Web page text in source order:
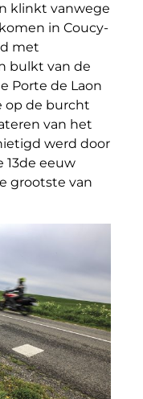
klinkt vanwege
in Coucy-
met
bulkt van de
Porte de Laon
op de burcht
van het
werd door
13de eeuw
grootste van